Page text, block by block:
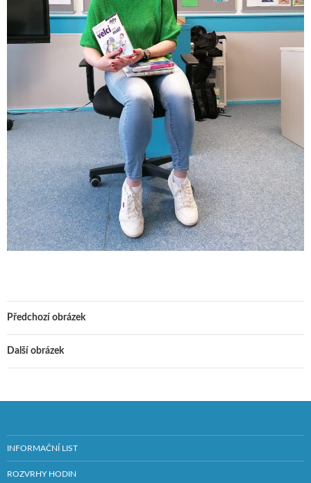
Předchozí obrázek
Další obrázek
INFORMAČNÍ LIST
ROZVRHY HODIN